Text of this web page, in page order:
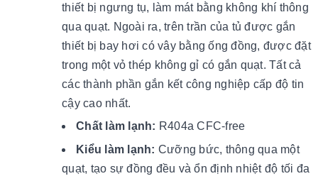
thiết bị ngưng tụ, làm mát bằng không khí thông
qua quạt. Ngoài ra, trên trần của tủ được gắn
thiết bị bay hơi có vây bằng ống đồng, được đặt
trong một vỏ thép không gỉ có gắn quạt. Tất cả
các thành phần gắn kết công nghiệp cấp độ tin
cậy cao nhất.
Chất làm lạnh: R404a CFC-free
Kiểu làm lạnh: Cưỡng bức, thông qua một
quạt, tạo sự đồng đều và ổn định nhiệt độ tối đa